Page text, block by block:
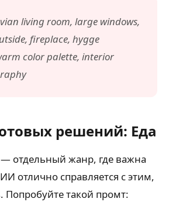
living room, large windows,
fireplace, hygge
color palette, interior
решений: Еда
отдельный жанр, где важна
отлично справляется с этим,
Попробуйте такой промт: